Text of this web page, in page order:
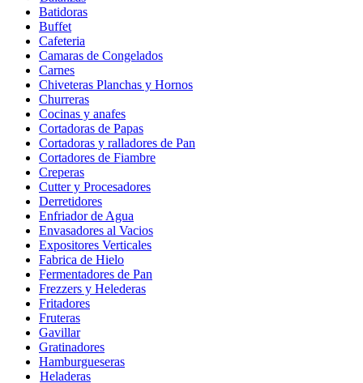
Batidoras
Buffet
Cafeteria
Camaras de Congelados
Carnes
Chiveteras Planchas y Hornos
Churreras
Cocinas y anafes
Cortadoras de Papas
Cortadoras y ralladores de Pan
Cortadores de Fiambre
Creperas
Cutter y Procesadores
Derretidores
Enfriador de Agua
Envasadores al Vacios
Expositores Verticales
Fabrica de Hielo
Fermentadores de Pan
Frezzers y Helederas
Fritadores
Fruteras
Gavillar
Gratinadores
Hamburgueseras
Heladeras